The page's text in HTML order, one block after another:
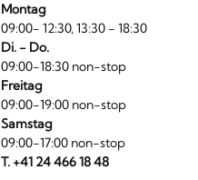
Montag
09:00- 12:30, 13:30 - 18:30
Di. - Do.
09:00-18:30 non-stop
Freitag
09:00-19:00 non-stop
Samstag
09:00-17:00 non-stop
T. +41 24 466 18 48